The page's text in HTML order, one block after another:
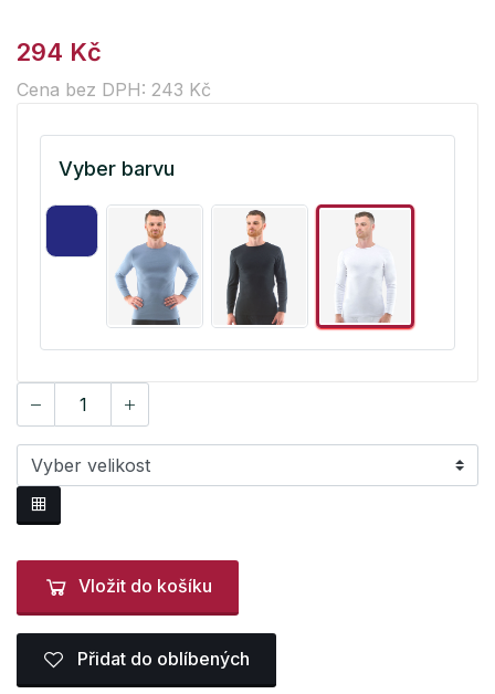
294 Kč
Cena bez DPH: 243 Kč
Vyber barvu
Vložit do košíku
Přidat do oblíbených